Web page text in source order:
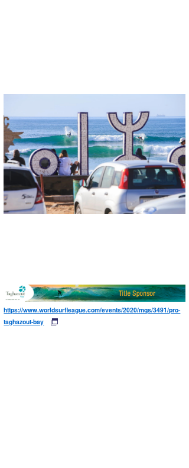
https://www.worldsurfleague.com/events/2020/mqs/3491/pro-
taghazout-bay